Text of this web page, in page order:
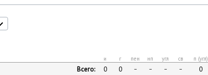
и г пен нп угл св п (угл)
Всего: 0 0 – – – – 0